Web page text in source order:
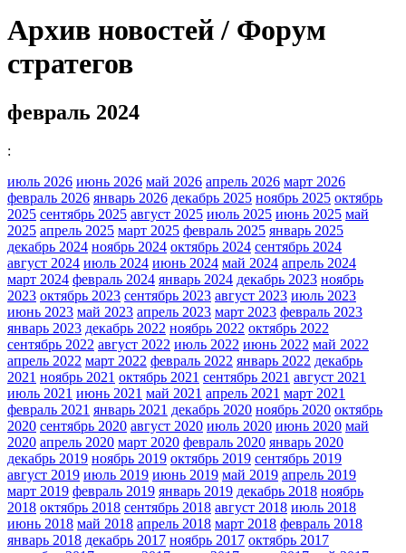
Архив новостей / Форум
стратегов
февраль 2024
:
июль 2026 июнь 2026 май 2026 апрель 2026 март 2026
февраль 2026 январь 2026 декабрь 2025 ноябрь 2025 октябрь
2025 сентябрь 2025 август 2025 июль 2025 июнь 2025 май
2025 апрель 2025 март 2025 февраль 2025 январь 2025
декабрь 2024 ноябрь 2024 октябрь 2024 сентябрь 2024
август 2024 июль 2024 июнь 2024 май 2024 апрель 2024
март 2024 февраль 2024 январь 2024 декабрь 2023 ноябрь
2023 октябрь 2023 сентябрь 2023 август 2023 июль 2023
июнь 2023 май 2023 апрель 2023 март 2023 февраль 2023
январь 2023 декабрь 2022 ноябрь 2022 октябрь 2022
сентябрь 2022 август 2022 июль 2022 июнь 2022 май 2022
апрель 2022 март 2022 февраль 2022 январь 2022 декабрь
2021 ноябрь 2021 октябрь 2021 сентябрь 2021 август 2021
июль 2021 июнь 2021 май 2021 апрель 2021 март 2021
февраль 2021 январь 2021 декабрь 2020 ноябрь 2020 октябрь
2020 сентябрь 2020 август 2020 июль 2020 июнь 2020 май
2020 апрель 2020 март 2020 февраль 2020 январь 2020
декабрь 2019 ноябрь 2019 октябрь 2019 сентябрь 2019
август 2019 июль 2019 июнь 2019 май 2019 апрель 2019
март 2019 февраль 2019 январь 2019 декабрь 2018 ноябрь
2018 октябрь 2018 сентябрь 2018 август 2018 июль 2018
июнь 2018 май 2018 апрель 2018 март 2018 февраль 2018
январь 2018 декабрь 2017 ноябрь 2017 октябрь 2017